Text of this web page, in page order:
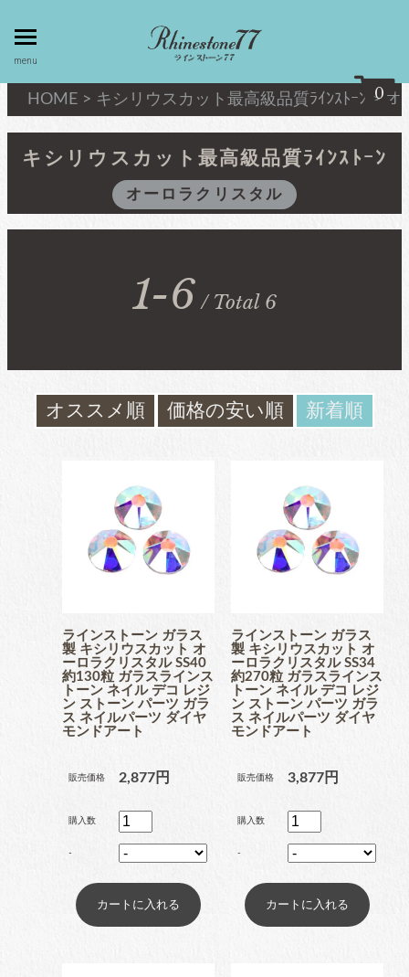
toggle
menu
menu
0
my page
マイページ
privacy
法
blog
ブログ
linestone ラインストーン
キシリウスカット
ガラスラインストーン
チャトン
ﾌﾞﾗﾝﾄﾞ製ﾗｲﾝｽﾄｰﾝ同等品
アクリルラインストーン
ブリオン
卸専用ラインストーン
HOME > キシリウスカット 最高級品質ﾗｲﾝｽﾄｰﾝ > オ
キシリウスカット 最高級品質ﾗｲﾝｽﾄｰﾝ
オーロラクリスタル
1-6/ Total 6
オススメ順 価格の安い順 新着順
ラインストーン ガラス
製 キシリウスカット オ
ーロラクリスタル SS40
約130粒 ガラスラインス
トーン ネイル デコ レジ
ン ストーン パーツ ガラ
ス ネイルパーツ ダイヤ
モンドアート
販売価格 2,877円
購入数
-
ラインストーン ガラス
製 キシリウスカット オ
ーロラクリスタル SS34
約270粒 ガラスラインス
トーン ネイル デコ レジ
ン ストーン パーツ ガラ
ス ネイルパーツ ダイヤ
モンドアート
販売価格 3,877円
購入数
-